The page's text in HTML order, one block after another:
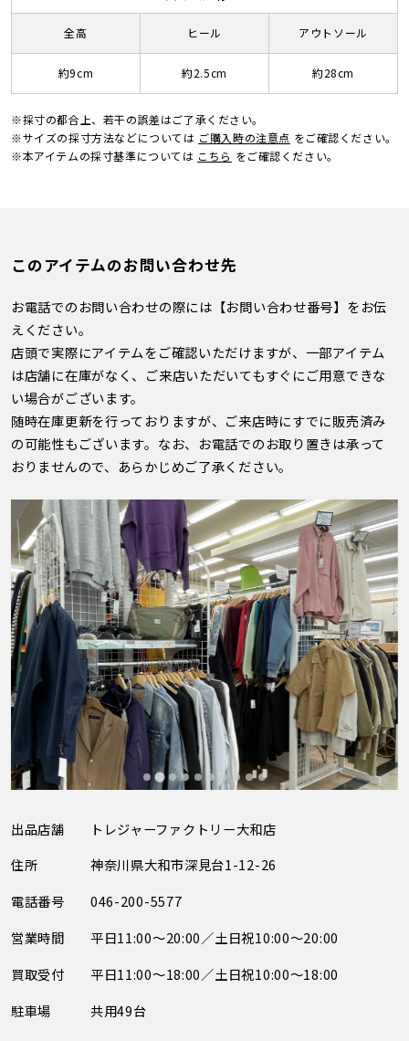
全高
約9cm
ヒール
約2.5cm
アウトソール
約28cm
※採寸の都合上、若干の誤差はご了承ください。
※サイズの採寸方法などについては ご購入時の注意点 をご確認ください。
※本アイテムの採寸基準については こちら をご確認ください。
このアイテムのお問い合わせ先
お電話でのお問い合わせの際には【お問い合わせ番号】をお伝
えください。
店頭で実際にアイテムをご確認いただけますが、一部アイテム
は店舗に在庫がなく、ご来店いただいてもすぐにご用意できな
い場合がございます。
随時在庫更新を行っておりますが、ご来店時にすでに販売済み
の可能性もございます。なお、お電話でのお取り置きは承って
おりませんので、あらかじめご了承ください。
出品店舗
トレジャーファクトリー大和店
住所
神奈川県大和市深見台1-12-26
電話番号
046-200-5577
営業時間
平日11:00～20:00／土日祝10:00～20:00
買取受付
平日11:00～18:00／土日祝10:00～18:00
駐車場
共用49台